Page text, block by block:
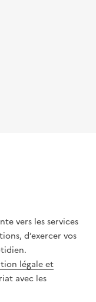
vers les services
légale et
avec les